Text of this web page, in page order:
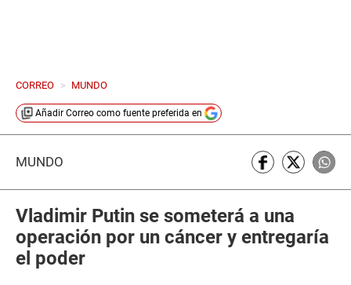
CORREO > MUNDO
Añadir Correo como fuente preferida en
MUNDO
Vladimir Putin se someterá a una
operación por un cáncer y entregaría
el poder